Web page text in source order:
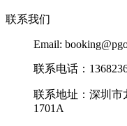
联系我们
Email:
联系电话：
联系地址：深圳市
1701A